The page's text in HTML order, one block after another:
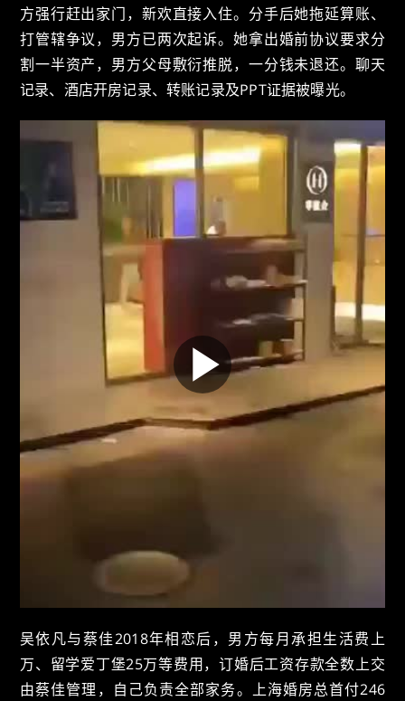
方强行赶出家门，新欢直接入住。分手后她拖延算账、
打管辖争议，男方已两次起诉。她拿出婚前协议要求分
割一半资产，男方父母敷衍推脱，一分钱未退还。聊天
记录、酒店开房记录、转账记录及PPT证据被曝光。
吴依凡与蔡佳2018年相恋后，男方每月承担生活费上
万、留学爱丁堡25万等费用，订婚后工资存款全数上交
由蔡佳管理，自己负责全部家务。上海婚房总首付246